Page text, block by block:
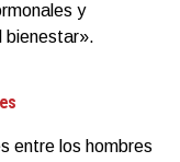
y
bienestar».
entre los hombres